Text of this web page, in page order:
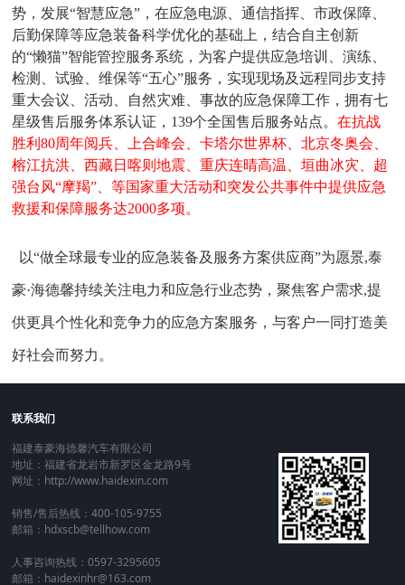
势，发展“智慧应急”，在应急电源、通信指挥、市政保障、
后勤保障等应急装备科学优化的基础上，结合自主创新
的“懒猫”智能管控服务系统，为客户提供应急培训、演练、
检测、试验、维保等“五心”服务，实现现场及远程同步支持
重大会议、活动、自然灾难、事故的应急保障工作 ，拥有七
星级售后服务体系认证， 139个全国售后服务站点。在抗战
胜利80周年阅兵、上合峰会、卡塔尔世界杯、北京冬奥会
榕江抗洪、西藏日喀则地震、重庆连晴高温、垣曲冰灾、超
强台风“摩羯” 、等国家重大活动和突发公共事件中提供应急
救援和保障服务达2000多项。
以“做全球最专业的应急装备及服务方案供应商”为愿景,泰
豪·海德馨持续关注电力和应急行业态势，聚焦客户需求,提
供更具个性化和竞争力的应急方案服务，与客户一同打造美
好社会而努力。
联系我们
福建泰豪海德馨汽车有限公司
地址：福建省龙岩市新罗区金龙路9号
网址：http://www.haidexin.com
销售/售后热线：400-105-9755
邮箱：hdxscb@tellhow.com
人事咨询热线：0597-3295605
邮箱：haidexinhr@163.com